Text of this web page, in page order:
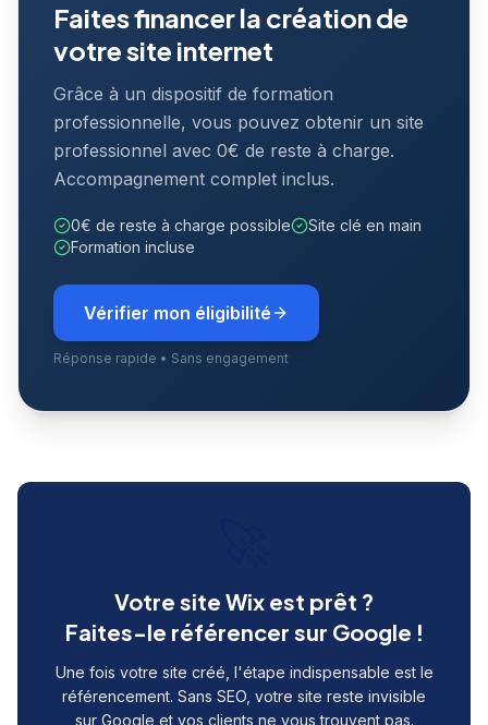
Faites financer la création de
votre site internet
Grâce à un dispositif de formation
professionnelle, vous pouvez obtenir un site
professionnel avec 0€ de reste à charge.
Accompagnement complet inclus.
0€ de reste à charge possible
Site clé en main
Formation incluse
Vérifier mon éligibilité
Réponse rapide • Sans engagement
Votre site Wix est prêt ?
Faites-le référencer sur Google !
Une fois votre site créé, l'étape indispensable est le
référencement. Sans SEO, votre site reste invisible
sur Google et vos clients ne vous trouvent pas.